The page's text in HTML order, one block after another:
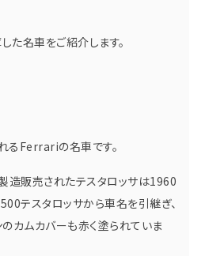
た名車をご紹介します。
るFerrariの名車です。
造販売されたテスタロッサは1960
テスタロッサから車名を引継ぎ、
カムカバーも赤く塗られていま